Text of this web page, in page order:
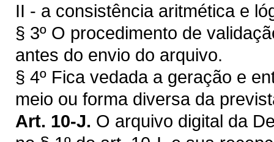
II - a consistência aritmética e
§ 3º O procedimento de
antes do envio do arquivo.
§ 4º Fica vedada a geração e
meio ou forma diversa da
Art. 10-J. O arquivo digital da